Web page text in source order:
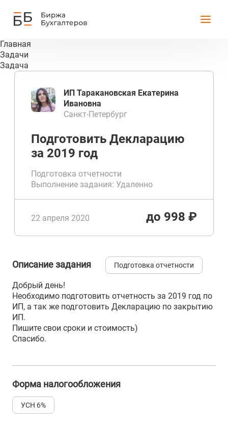
Главная
Задачи
Задача
ИП Таракановская Екатерина
Ивановна
Санкт-Петербург
Подготовить Декларацию
за 2019 год
Подготовка отчетности
Выполнение задания: Удаленно
22 апреля 2020 до 998 ₽
Описание задания Подготовка отчетности
Добрый день!
Необходимо подготовить отчетность за 2019 год по
ИП, а так же подготовить Декларацию по закрытию
ИП.
Пишите свои сроки и стоимость)
Спасибо.
Форма налогообложения
УСН 6%